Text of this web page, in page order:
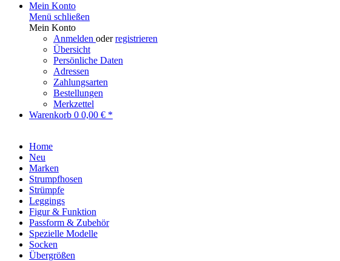
Mein Konto
Menü schließen
Mein Konto
Anmelden oderregistrieren
Übersicht
Persönliche Daten
Adressen
Zahlungsarten
Bestellungen
Merkzettel
Warenkorb 0 0,00 € *
Home
Neu
Marken
Strumpfhosen
Strümpfe
Leggings
Figur & Funktion
Passform & Zubehör
Spezielle Modelle
Socken
Übergrößen